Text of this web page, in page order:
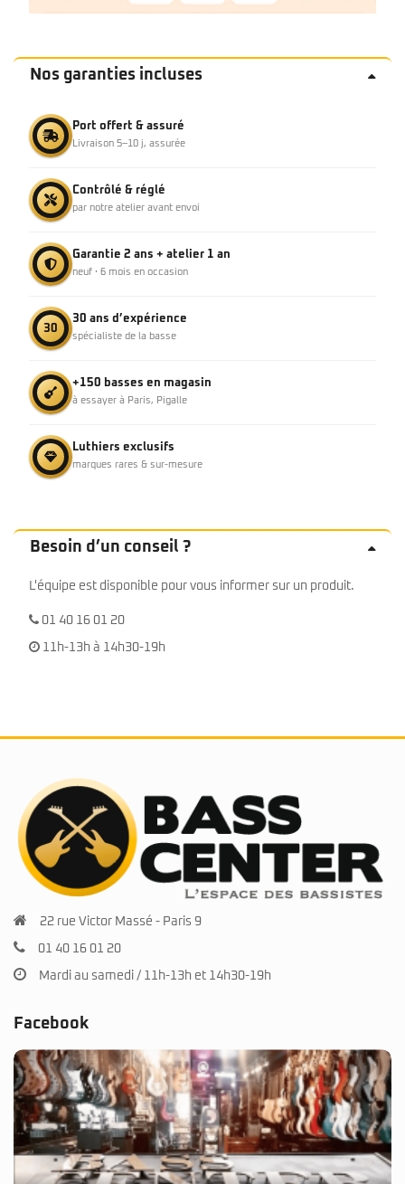
Nos garanties incluses
Port offert & assuré
Livraison 5–10 j, assurée
Contrôlé & réglé
par notre atelier avant envoi
Garantie 2 ans + atelier 1 an
neuf · 6 mois en occasion
30
30 ans d’expérience
spécialiste de la basse
+150 basses en magasin
à essayer à Paris, Pigalle
Luthiers exclusifs
marques rares & sur-mesure
Besoin d’un conseil ?
L'équipe est disponible pour vous informer sur un produit.
01 40 16 01 20
11h-13h à 14h30-19h
22 rue Victor Massé - Paris 9
01 40 16 01 20
Mardi au samedi / 11h-13h et 14h30-19h
Facebook